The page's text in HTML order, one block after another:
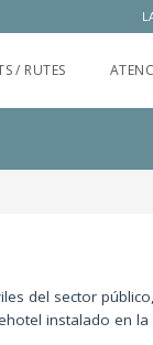
/ RUTES
del sector
instalado en la